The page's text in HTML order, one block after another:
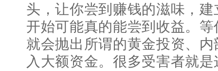
头，让你尝到赚钱的滋味，
开始可能真的能尝到收益。
就会抛出所谓的黄金投资、
入大额资金。很多受害者就